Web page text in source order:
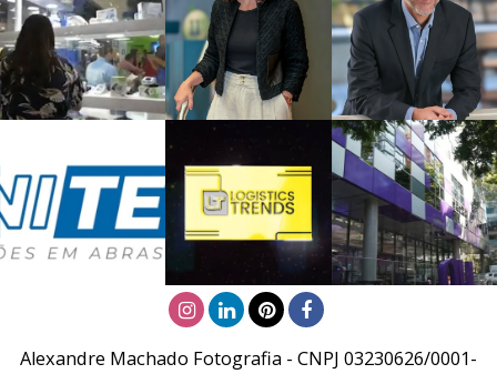
Alexandre Machado Fotografia - CNPJ 03230626/0001-